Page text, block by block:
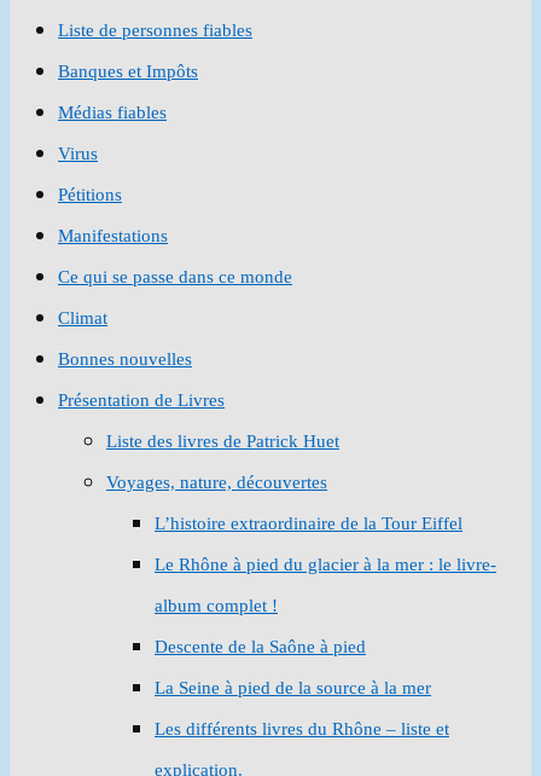
Liste de personnes fiables
Banques et Impôts
Médias fiables
Virus
Pétitions
Manifestations
Ce qui se passe dans ce monde
Climat
Bonnes nouvelles
Présentation de Livres
Liste des livres de Patrick Huet
Voyages, nature, découvertes
L’histoire extraordinaire de la Tour Eiffel
Le Rhône à pied du glacier à la mer : le livre-
album complet !
Descente de la Saône à pied
La Seine à pied de la source à la mer
Les différents livres du Rhône – liste et
explication.